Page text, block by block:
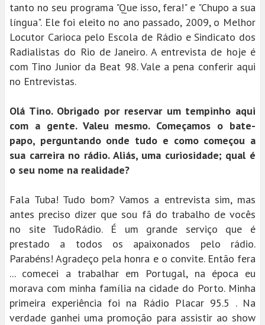
tanto no seu programa "Que isso, fera!" e "Chupo a sua
língua". Ele foi eleito no ano passado, 2009, o Melhor
Locutor Carioca pelo Escola de Rádio e Sindicato dos
Radialistas do Rio de Janeiro. A entrevista de hoje é
com Tino Junior da Beat 98. Vale a pena conferir aqui
no Entrevistas.
Olá Tino. Obrigado por reservar um tempinho aqui
com a gente. Valeu mesmo. Começamos o bate-
papo, perguntando onde tudo e como começou a
sua carreira no rádio. Aliás, uma curiosidade; qual é
o seu nome na realidade?
Fala Tuba! Tudo bom? Vamos a entrevista sim, mas
antes preciso dizer que sou fã do trabalho de vocês
no site TudoRádio. É um grande serviço que é
prestado a todos os apaixonados pelo rádio.
Parabéns! Agradeço pela honra e o convite. Então fera
... comecei a trabalhar em Portugal, na época eu
morava com minha família na cidade do Porto. Minha
primeira experiência foi na Rádio Placar 95.5 . Na
verdade ganhei uma promoção para assistir ao show